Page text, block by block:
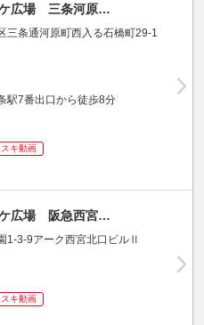
ケ広場 三条河原…
三条通河原町西入る石橋町29-1
駅7番出口から徒歩8分
スキ動画
ケ広場 阪急西宮…
1-3-9アーク西宮北口ビルⅡ
スキ動画